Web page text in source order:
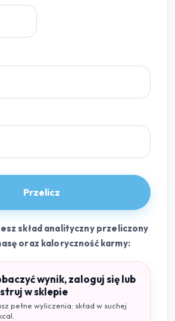
Przelicz
skład analityczny przeliczony
oraz kaloryczność karmy:
wynik, zaloguj się lub
w sklepie
pełne wyliczenia: skład w suchej